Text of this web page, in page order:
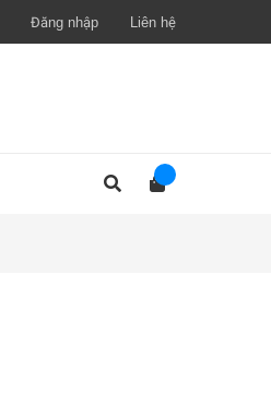
Đăng nhập Liên hệ